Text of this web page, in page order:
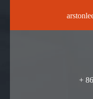
+